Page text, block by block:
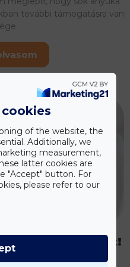
további támogatásra van
a babánkat!
of the website, the
Additionally, we
measurement,
latter cookies are
"Accept" button. For
please refer to our